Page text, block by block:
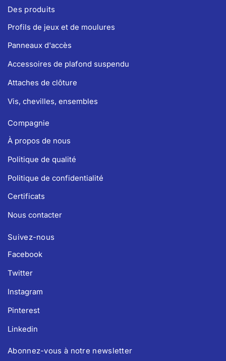
Des produits
Profils de jeux et de moulures
Panneaux d'accès
Accessoires de plafond suspendu
Attaches de clôture
Vis, chevilles, ensembles
Compagnie
À propos de nous
Politique de qualité
Politique de confidentialité
Certificats
Nous contacter
Suivez-nous
Facebook
Twitter
Instagram
Pinterest
Linkedin
Abonnez-vous à notre newsletter